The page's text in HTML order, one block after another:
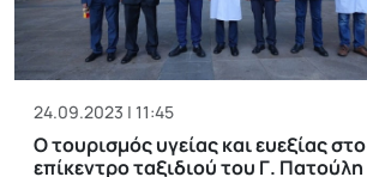
24.09.2023 | 11:45
Ο τουρισμός υγείας και ευεξίας στο
επίκεντρο ταξιδιού του Γ. Πατούλη